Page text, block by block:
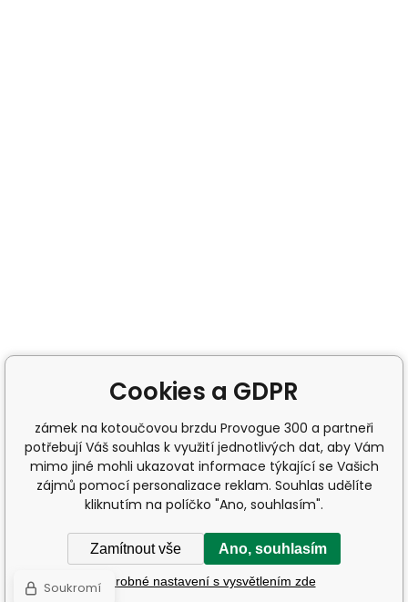
Cookies a GDPR
zámek na kotoučovou brzdu Provogue 300 a partneři
potřebují Váš souhlas k využití jednotlivých dat, aby Vám
mimo jiné mohli ukazovat informace týkající se Vašich
zájmů pomocí personalizace reklam. Souhlas udělíte
kliknutím na políčko "Ano, souhlasím".
Zamítnout vše Ano, souhlasím
Podrobné nastavení s vysvětlením zde
Soukromí